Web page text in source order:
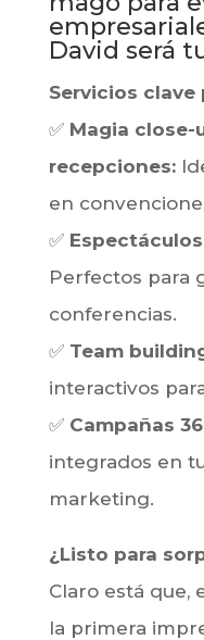
David será
Servicios clave
✅ Magia close-
recepciones:
en
✅
Perfectos para
conferencias.
✅ Team
interactivos
✅ Campañas
integrados en
marketing.
¿Listo para
Claro está que,
la primera